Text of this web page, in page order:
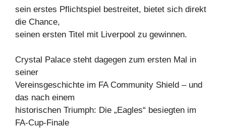
sein erstes Pflichtspiel bestreitet, bietet sich direkt
die Chance,
seinen ersten Titel mit Liverpool zu gewinnen.
Crystal Palace steht dagegen zum ersten Mal in
seiner
Vereinsgeschichte im FA Community Shield – und
das nach einem
historischen Triumph: Die „Eagles“ besiegten im
FA-Cup-Finale